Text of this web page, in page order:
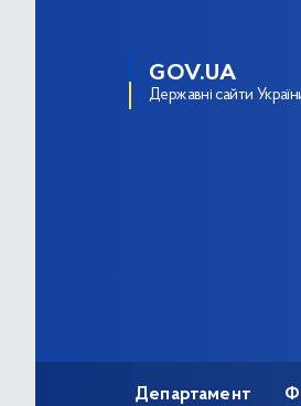
GOV.UA
Державні сайти
Департамент